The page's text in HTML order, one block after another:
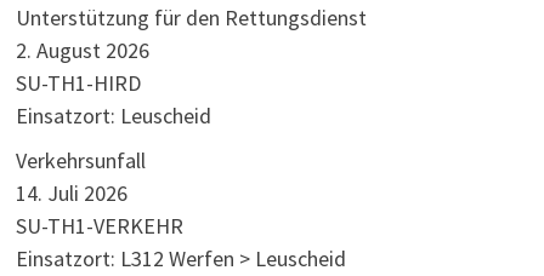
Unterstützung für den Rettungsdienst
2. August 2026
SU-TH1-HIRD
Einsatzort: Leuscheid
Verkehrsunfall
14. Juli 2026
SU-TH1-VERKEHR
Einsatzort: L312 Werfen > Leuscheid